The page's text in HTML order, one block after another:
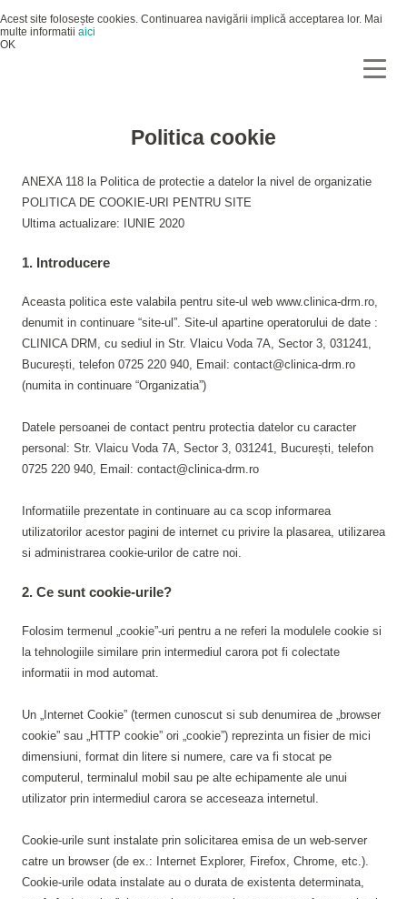
Acest site folosește cookies. Continuarea navigării implică acceptarea lor. Mai
multe informatii aici
OK
Politica cookie
ANEXA 118 la Politica de protectie a datelor la nivel de organizatie
POLITICA DE COOKIE-URI PENTRU SITE
Ultima actualizare: IUNIE 2020
1. Introducere
Aceasta politica este valabila pentru site-ul web www.clinica-drm.ro,
denumit in continuare “site-ul”. Site-ul apartine operatorului de date :
CLINICA DRM, cu sediul in Str. Vlaicu Voda 7A, Sector 3, 031241,
București, telefon 0725 220 940, Email: contact@clinica-drm.ro
(numita in continuare “Organizatia”)
Datele persoanei de contact pentru protectia datelor cu caracter
personal: Str. Vlaicu Voda 7A, Sector 3, 031241, București, telefon
0725 220 940, Email: contact@clinica-drm.ro
Informatiile prezentate in continuare au ca scop informarea
utilizatorilor acestor pagini de internet cu privire la plasarea, utilizarea
si administrarea cookie-urilor de catre noi.
2. Ce sunt cookie-urile?
Folosim termenul „cookie”-uri pentru a ne referi la modulele cookie si
la tehnologiile similare prin intermediul carora pot fi colectate
informatii in mod automat.
Un „Internet Cookie” (termen cunoscut si sub denumirea de „browser
cookie” sau „HTTP cookie” ori „cookie”) reprezinta un fisier de mici
dimensiuni, format din litere si numere, care va fi stocat pe
computerul, terminalul mobil sau pe alte echipamente ale unui
utilizator prin intermediul carora se acceseaza internetul.
Cookie-urile sunt instalate prin solicitarea emisa de un web-server
catre un browser (de ex.: Internet Explorer, Firefox, Chrome, etc.).
Cookie-urile odata instalate au o durata de existenta determinata,